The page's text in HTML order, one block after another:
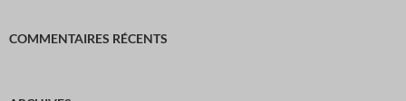
COMMENTAIRES RÉCENTS